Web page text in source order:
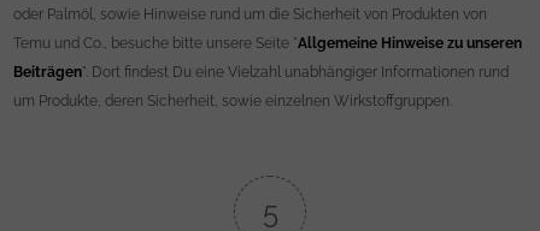
oder Palmöl, sowie Hinweise rund um die Sicherheit von Produkten von
Temu und Co., besuche bitte unsere Seite "Allgemeine Hinweise zu unseren
Beiträgen". Dort findest Du eine Vielzahl unabhängiger Informationen rund
um Produkte, deren Sicherheit, sowie einzelnen Wirkstoffgruppen.
5